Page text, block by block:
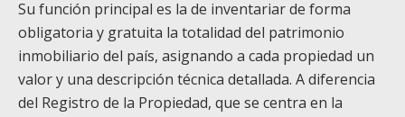
Su función principal es la de inventariar de forma
obligatoria y gratuita la totalidad del patrimonio
inmobiliario del país, asignando a cada propiedad un
valor y una descripción técnica detallada. A diferencia
del Registro de la Propiedad, que se centra en la